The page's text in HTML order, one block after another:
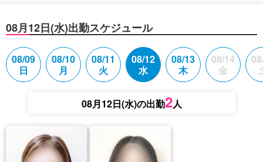
08月12日(水)出勤スケジュール
08/09
日
08/10
月
08/11
火
08/12
水
08/13
木
08/14
金
08月12日(水)の出勤2人